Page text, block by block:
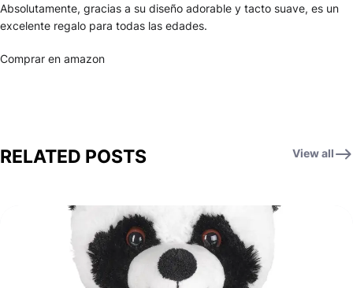
Absolutamente, gracias a su diseño adorable y tacto suave, es un
excelente regalo para todas las edades.
Comprar en amazon
RELATED POSTS View all